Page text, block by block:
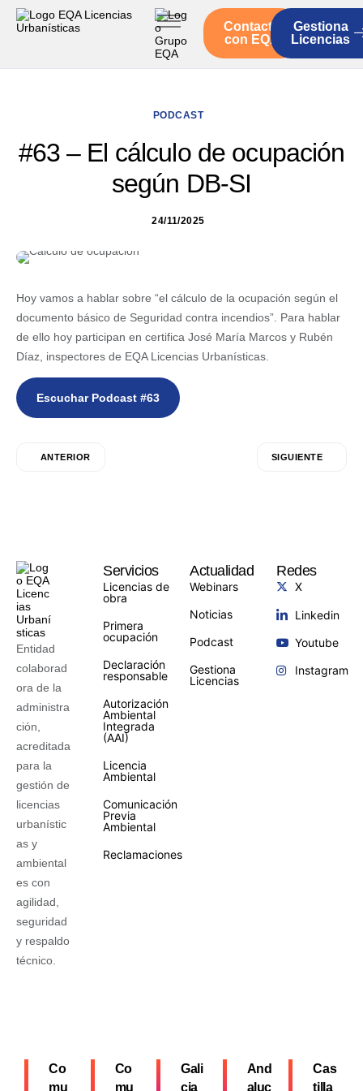
Servicios
Contacto
con EQA
Gestiona
Licencias
PODCAST
#63 – El cálculo de ocupación
según DB-SI
24/11/2025
Hoy vamos a hablar sobre “el cálculo de la ocupación según el
documento básico de Seguridad contra incendios”. Para hablar
de ello hoy participan en certifica José María Marcos y Rubén
Díaz, inspectores de EQA Licencias Urbanísticas.
Escuchar Podcast #63
ANTERIOR SIGUIENTE
Entidad
colaborad
ora de la
administra
ción,
acreditada
para la
gestión de
licencias
urbanístic
as y
ambiental
es con
agilidad,
seguridad
y respaldo
técnico.
Servicios
Licencias de
obra
Primera
ocupación
Declaración
responsable
Autorización
Ambiental
Integrada
(AAI)
Licencia
Ambiental
Comunicación
Previa
Ambiental
Reclamaciones
Actualidad
Webinars
Noticias
Podcast
Gestiona
Licencias
Redes
X
Linkedin
Youtube
Instagram
Co
mu
Co
mu
Gali
cia
And
aluc
Cas
tilla